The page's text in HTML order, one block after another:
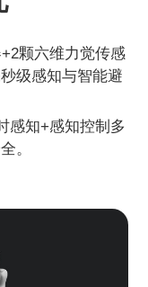
颗六维力觉传感
级感知与智能避
感知+感知控制多
。